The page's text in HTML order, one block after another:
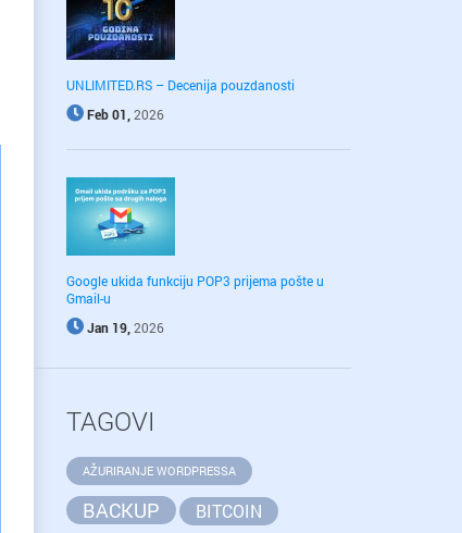
UNLIMITED.RS – Decenija pouzdanosti
Feb 01, 2026
Google ukida funkciju POP3 prijema pošte u
Gmail-u
Jan 19, 2026
TAGOVI
AŽURIRANJE WORDPRESSA
BACKUP BITCOIN